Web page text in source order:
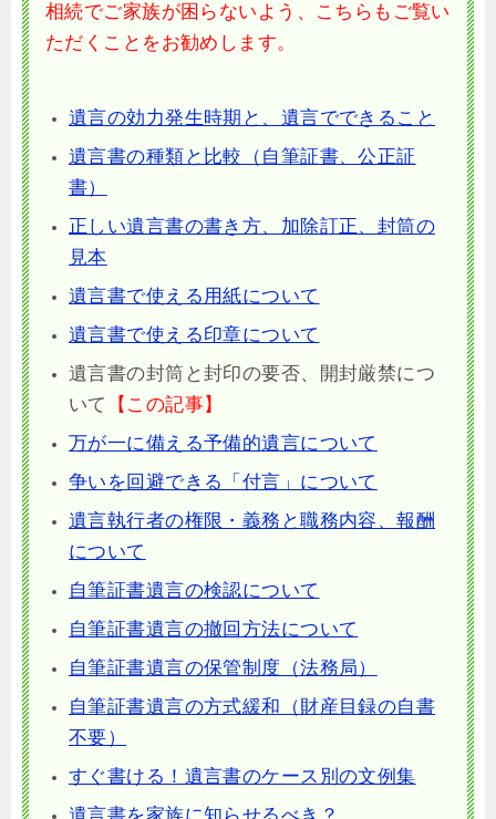
相続でご家族が困らないよう、こちらもご覧い
ただくことをお勧めします。
遺言の効力発生時期と、遺言でできること
遺言書の種類と比較（自筆証書、公正証
書）
正しい遺言書の書き方、加除訂正、封筒の
見本
遺言書で使える用紙について
遺言書で使える印章について
遺言書の封筒と封印の要否、開封厳禁につ
いて
【この記事】
万が一に備える予備的遺言について
争いを回避できる「付言」について
遺言執行者の権限・義務と職務内容、報酬
について
自筆証書遺言の検認について
自筆証書遺言の撤回方法について
自筆証書遺言の保管制度（法務局）
自筆証書遺言の方式緩和（財産目録の自書
不要）
すぐ書ける！遺言書のケース別の文例集